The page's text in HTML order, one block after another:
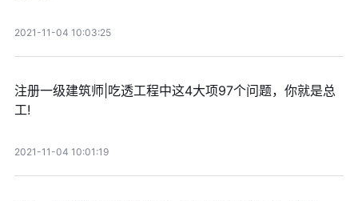
2021-11-04 10:03:25
注册一级建筑师|吃透工程中这4大项97个问题，你就是总
工!
2021-11-04 10:01:19